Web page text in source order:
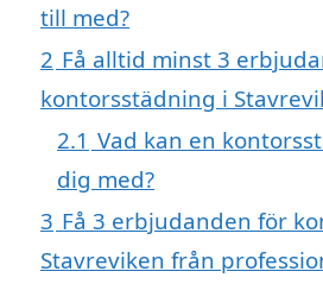
till med?
2 Få alltid minst 3
kontorsstädning i
2.1 Vad kan en
dig med?
3 Få 3 erbjudanden för
Stavreviken från